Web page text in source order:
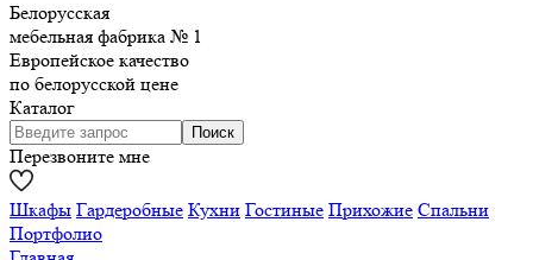
Белорусская
мебельная фабрика № 1
Европейское качество
по белорусской цене
Каталог
Перезвоните мне
Шкафы Гардеробные Кухни Гостиные Прихожие Спальни
Портфолио